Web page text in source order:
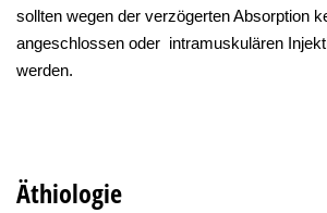
sollten wegen der verzögerten Absorption
angeschlossen oder intramuskulären
werden.
Äthiologie